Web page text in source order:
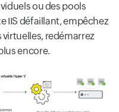
ou des pools
IIS défaillant, empêchez
redémarrez
encore.